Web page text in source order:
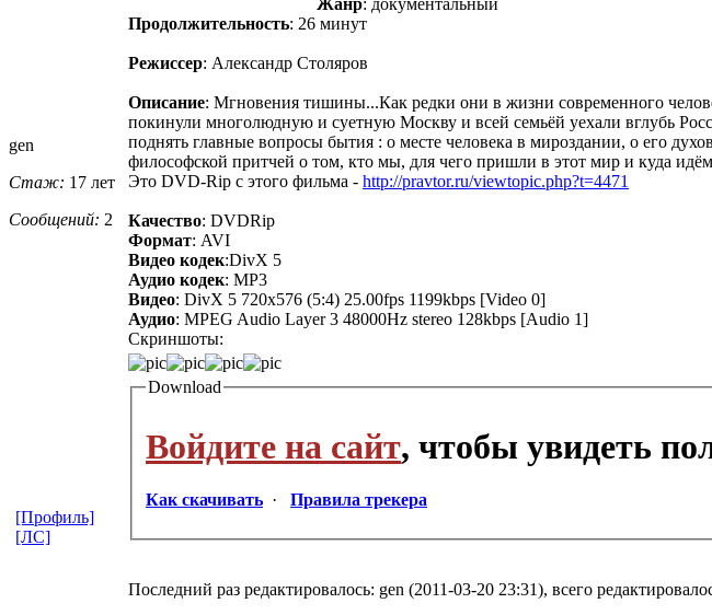
gen
Стаж: 17 лет
Сообщений: 2
Продолжительность: 26 минут
Режиссер: Александр Столяров
Описание: Мгновения тишины...Как редки они в жизни современного
покинули многолюдную и суетную Москву и всей семьёй уехали вглубь
поднять главные вопросы бытия : о месте человека в мироздании, о его
философской притчей о том, кто мы, для чего пришли в этот мир и куда
Это DVD-Rip с этого фильма - http://pravtor.ru/viewtopic.php?t=4471
Качество: DVDRip
Формат: AVI
Видео кодек:DivX 5
Аудио кодек: MP3
Видео: DivX 5 720x576 (5:4) 25.00fps 1199kbps [Video 0]
Аудио: MPEG Audio Layer 3 48000Hz stereo 128kbps [Audio 1]
Скриншоты:
Download
Войдите на сайт, чтобы увидеть
Как скачивать · Правила трекера
Последний раз редактировалось: gen (2011-03-20 23:31), всего
[Профиль]
[ЛС]